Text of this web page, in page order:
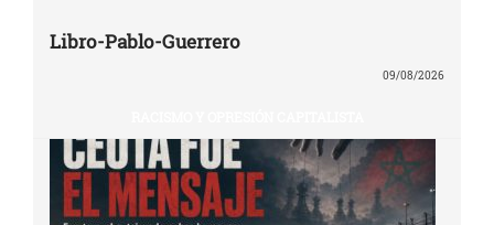
Libro-Pablo-Guerrero
09/08/2026